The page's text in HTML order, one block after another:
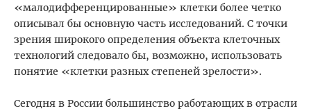
«малодифференцированные» клетки более четко
описывал бы основную часть исследований. С точки
зрения широкого определения объекта клеточных
технологий следовало бы, возможно, использовать
понятие «клетки разных степеней зрелости».
Сегодня в России большинство работающих в отрасли